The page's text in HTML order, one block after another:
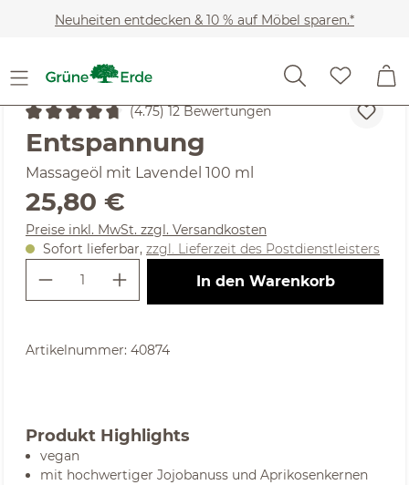
Zum Hauptinhalt springen
Neuheiten entdecken & 10 % auf Möbel sparen.*
Kosmetik Regeneration & Entspannung Baden &
Durchschnittliche Bewertung von 4.75 von 5 Sternen
(4.75) 12 Bewertungen
Entspannung
Massageöl mit Lavendel 100 ml
Regulärer Preis:
25,80 €
Preise inkl. MwSt. zzgl. Versandkosten
Sofort lieferbar, zzgl. Lieferzeit des Postdienstleisters
Produkt Anzahl: Gib den
In den Warenkorb
Artikelnummer: 40874
Produkt Highlights
vegan
mit hochwertiger Jojobanuss und Aprikosenkernen